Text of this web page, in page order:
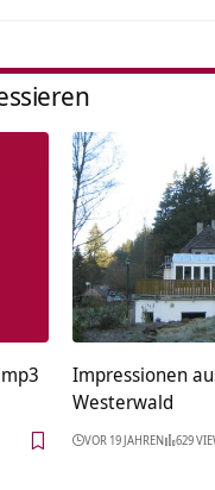
Impressionen
Westerwald
VOR 19 JAHREN 629